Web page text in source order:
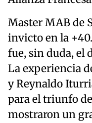
Master MAB de
invicto en la
fue, sin duda, el
La experiencia
y Reynaldo
para el triunfo
mostraron un